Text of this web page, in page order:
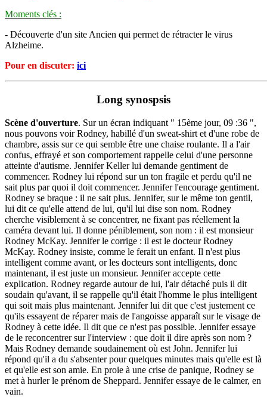
Moments clés :
- Découverte d'un site Ancien qui permet de rétracter le virus
Alzheime.
Pour en discuter: ici
Long synospsis
Scène d'ouverture. Sur un écran indiquant " 15ème jour, 09 :36 ",
nous pouvons voir Rodney, habillé d'un sweat-shirt et d'une robe de
chambre, assis sur ce qui semble être une chaise roulante. Il a l'air
confus, effrayé et son comportement rappelle celui d'une personne
atteinte d'autisme. Jennifer Keller lui demande gentiment de
commencer. Rodney lui répond sur un ton fragile et perdu qu'il ne
sait plus par quoi il doit commencer. Jennifer l'encourage gentiment.
Rodney se braque : il ne sait plus. Jennifer, sur le même ton gentil,
lui dit ce qu'elle attend de lui, qu'il lui dise son nom. Rodney
cherche visiblement à se concentrer, ne fixant pas réellement la
caméra devant lui. Il donne péniblement, son nom : il est monsieur
Rodney McKay. Jennifer le corrige : il est le docteur Rodney
McKay. Rodney insiste, comme le ferait un enfant. Il n'est plus
intelligent comme avant, or les docteurs sont intelligents, donc
maintenant, il est juste un monsieur. Jennifer accepte cette
explication. Rodney regarde autour de lui, l'air détaché puis il dit
soudain qu'avant, il se rappelle qu'il était l'homme le plus intelligent
qui soit mais plus maintenant. Jennifer lui dit que c'est justement ce
qu'ils essayent de réparer mais de l'angoisse apparaît sur le visage de
Rodney à cette idée. Il dit que ce n'est pas possible. Jennifer essaye
de le reconcentrer sur l'interview : que doit il dire après son nom ?
Mais Rodney demande soudainement où est John. Jennifer lui
répond qu'il a du s'absenter pour quelques minutes mais qu'elle est là
et qu'elle est son amie. En proie à une crise de panique, Rodney se
met à hurler le prénom de Sheppard. Jennifer essaye de le calmer, en
vain.